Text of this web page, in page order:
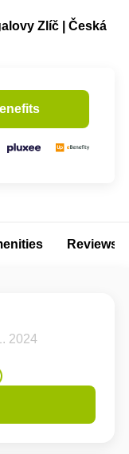
Zlíč | Česká
Reviews